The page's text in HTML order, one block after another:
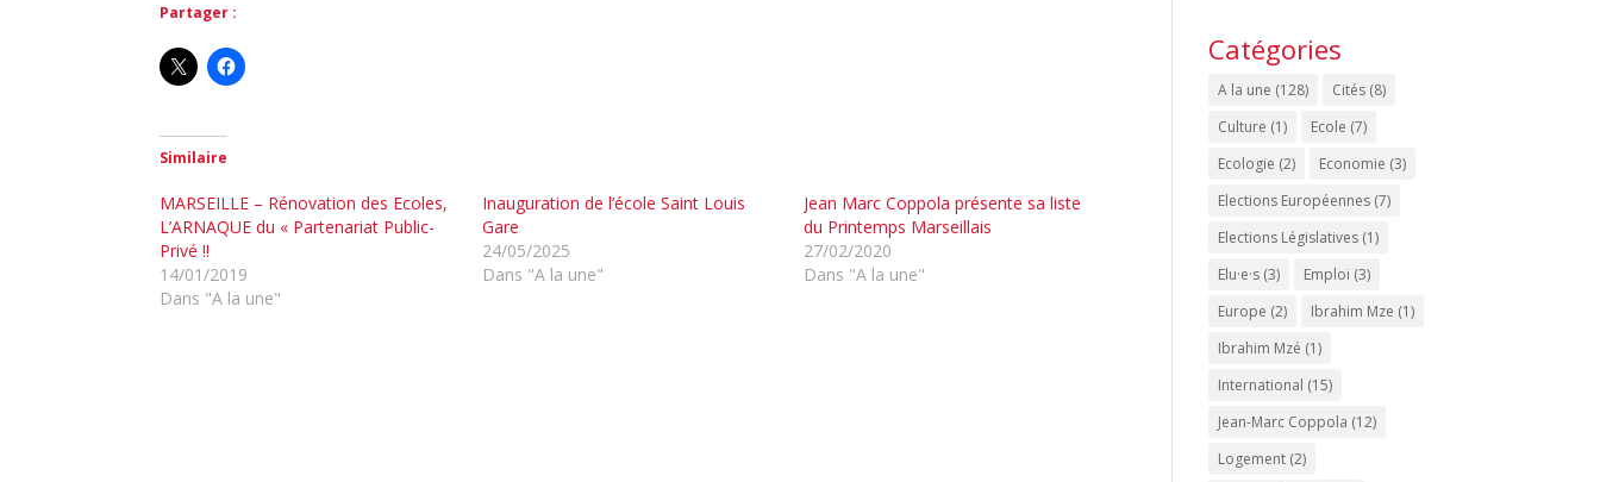
Partager :
Similaire
MARSEILLE – Rénovation des Ecoles,
L’ARNAQUE du « Partenariat Public-
Privé !!
14/01/2019
Dans "A la une"
Inauguration de l’école Saint Louis
Gare
24/05/2025
Dans "A la une"
Jean Marc Coppola présente sa liste
du Printemps Marseillais
27/02/2020
Dans "A la une"
Catégories
A la une (128) Cités (8)
Culture (1) Ecole (7)
Ecologie (2) Economie (3)
Elections Européennes (7)
Elections Législatives (1)
Elu·e·s (3) Emploi (3)
Europe (2) Ibrahim Mze (1)
Ibrahim Mzé (1)
International (15)
Jean-Marc Coppola (12)
Logement (2)